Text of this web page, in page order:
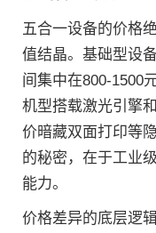
五合一设备的价格
值结晶。基础型设
间集中在800-1500
机型搭载激光引擎
价暗藏双面打印等
的秘密，在于工业
能力。
价格差异的底层逻